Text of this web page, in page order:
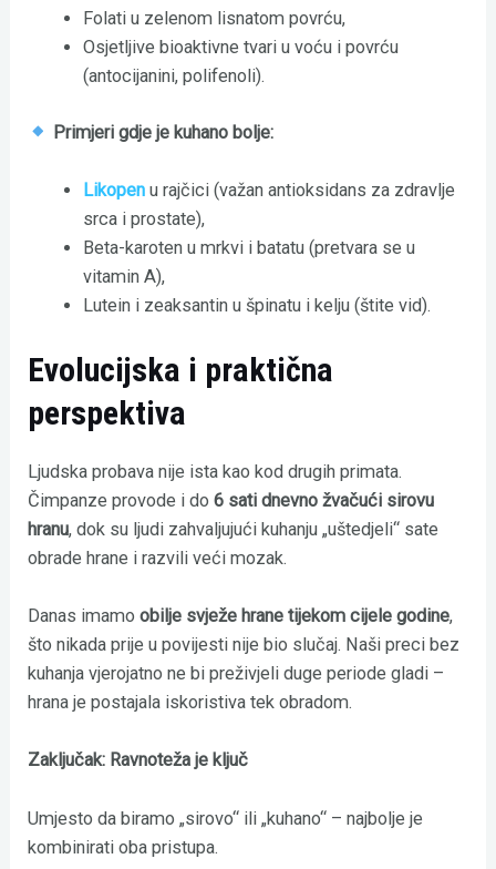
Folati u zelenom lisnatom povrću,
Osjetljive bioaktivne tvari u voću i povrću
(antocijanini, polifenoli).
Primjeri gdje je kuhano bolje:
Likopenu rajčici (važan antioksidans za zdravlje
srca i prostate),
Beta-karoten u mrkvi i batatu (pretvara se u
vitamin A),
Lutein i zeaksantin u špinatu i kelju (štite vid).
Evolucijska i praktična
perspektiva
Ljudska probava nije ista kao kod drugih primata.
Čimpanze provode i do6 sati dnevno žvačući sirovu
hranu, dok su ljudi zahvaljujući kuhanju „uštedjeli“ sate
obrade hrane i razvili veći mozak.
Danas imamoobilje svježe hrane tijekom cijele godine,
što nikada prije u povijesti nije bio slučaj. Naši preci bez
kuhanja vjerojatno ne bi preživjeli duge periode gladi –
hrana je postajala iskoristiva tek obradom.
Zaključak: Ravnoteža je ključ
Umjesto da biramo „sirovo“ ili „kuhano“ – najbolje je
kombinirati oba pristupa.